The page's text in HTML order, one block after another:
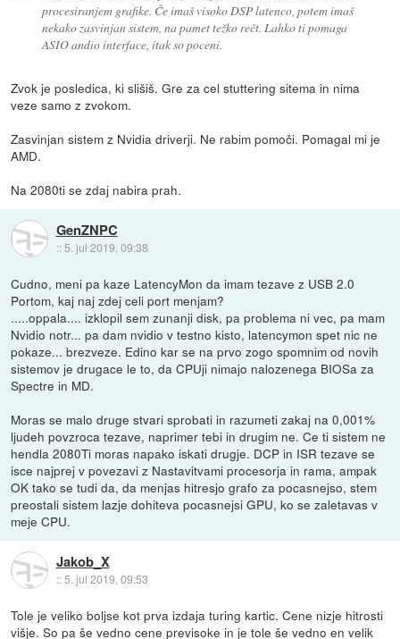
procesiranjem grafike. Če imaš visoko DSP latenco, potem imaš
nekako zasvinjan sistem, na pamet težko rečt. Lahko ti pomaga
ASIO andio interface, itak so poceni.
Zvok je posledica, ki slišiš. Gre za cel stuttering sitema in nima
veze samo z zvokom.
Zasvinjan sistem z Nvidia driverji. Ne rabim pomoči. Pomagal mi je
AMD.
Na 2080ti se zdaj nabira prah.
GenZNPC
:: 5. jul 2019, 09:38
Cudno, meni pa kaze LatencyMon da imam tezave z USB 2.0
Portom, kaj naj zdej celi port menjam?
.....oppala.... izklopil sem zunanji disk, pa problema ni vec, pa mam
Nvidio notr... pa dam nvidio v testno kisto, latencymon spet nic ne
pokaze... brezveze. Edino kar se na prvo zogo spomnim od novih
sistemov je drugace le to, da CPUji nimajo nalozenega BIOSa za
Spectre in MD.
Moras se malo druge stvari sprobati in razumeti zakaj na 0,001%
ljudeh povzroca tezave, naprimer tebi in drugim ne. Ce ti sistem ne
hendla 2080Ti moras napako iskati drugje. DCP in ISR tezave se
isce najprej v povezavi z Nastavitvami procesorja in rama, ampak
OK tako se tudi da, da menjas hitresjo grafo za pocasnejso, stem
preostali sistem lazje dohiteva pocasnejsi GPU, ko se zaletavas v
meje CPU.
Jakob_X
::5. jul 2019, 09:53
Tole je veliko boljse kot prva izdaja turing kartic. Cene nizje hitrosti
višje. So pa še vedno cene previsoke in je tole še vedno en velik